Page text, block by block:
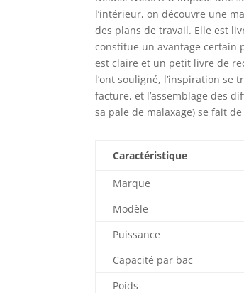
l’intérieur, on découvre une
des plans de travail. Elle est
constitue un avantage certain
est claire et un petit livre de
l’ont souligné, l’inspiration se
facture, et l’assemblage des
sa pale de malaxage) se fait
Caractéristique
Marque
Modèle
Puissance
Capacité par bac
Poids